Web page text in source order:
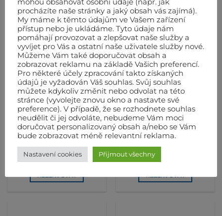
BOURACÍ A VRTACÍ KLADIVA ELEKRICKÁ
Makita 5kg
Již od264Kč/den(bez DPH)
REZERVOVAT
Již od298Kč
REZERVOVAT
mohou obsahovat osobní údaje (např. jak
procházíte naše stránky a jaký obsah vás zajímá).
My máme k těmto údajům ve Vašem zařízení
přístup nebo je ukládáme. Tyto údaje nám
pomáhají provozovat a zlepšovat naše služby a
vyvíjet pro Vás a ostatní naše uživatele služby nové.
Můžeme Vám také doporučovat obsah a
zobrazovat reklamu na základě Vašich preferencí.
Pro některé účely zpracování takto získaných
údajů je vyžadován Váš souhlas. Svůj souhlas
můžete kdykoliv změnit nebo odvolat na této
stránce (vyvolejte znovu okno a nastavte své
preference). V případě, že se rozhodnete souhlas
neudělit či jej odvoláte, nebudeme Vám moci
doručovat personalizovaný obsah a/nebo se Vám
bude zobrazovat méně relevantní reklama.
Nastavení cookies Přijmout všechny